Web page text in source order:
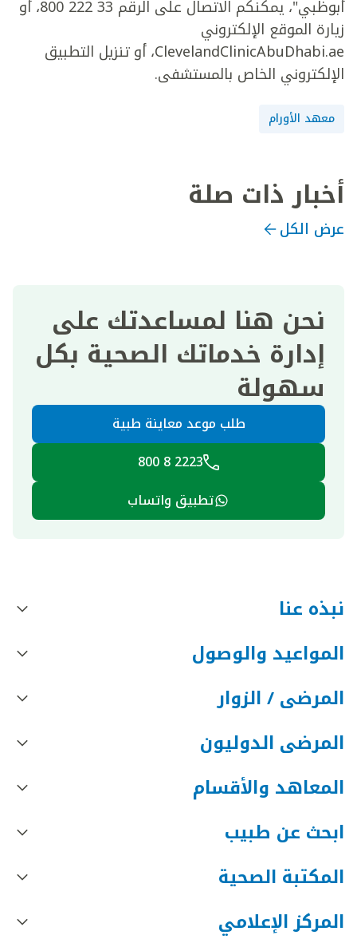
أبوظبي"، يمكنكم الاتصال على الرقم 33 222 800، أو
زيارة الموقع الإلكتروني
ClevelandClinicAbuDhabi.ae، أو تنزيل التطبيق
الإلكتروني الخاص بالمستشفى.
معهد الأورام
أخبار ذات صلة
عرض الكل
نحن هنا لمساعدتك على
إدارة خدماتك الصحية بكل
سهولة
طلب موعد معاينة طبية
2223 8 800
تطبيق واتساب
نبذه عنا
المواعيد والوصول
المرضى / الزوار
المرضى الدوليون
المعاهد والأقسام
ابحث عن طبيب
المكتبة الصحية
المركز الإعلامي